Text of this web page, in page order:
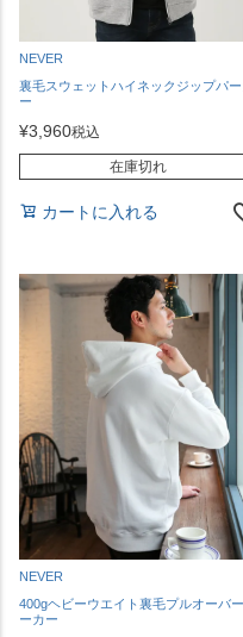
NEVER
裏毛スウェットハイネックジップパー
ー
¥3,960税込
在庫切れ
カートに入れる
NEVER
400gヘビーウエイト裏毛プルオーバ
ーカー